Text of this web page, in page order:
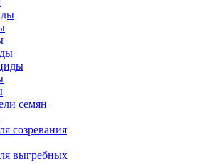
семян
созревания
выгребных